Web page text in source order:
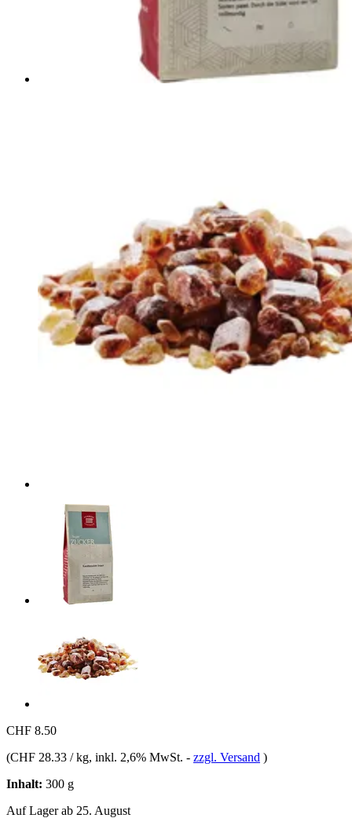
CHF 8.50
(CHF 28.33 / kg, inkl. 2,6% MwSt. - zzgl. Versand )
Inhalt: 300 g
Auf Lager ab 25. August